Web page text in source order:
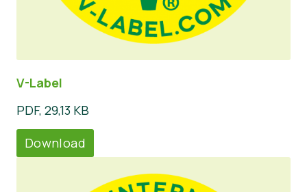
V-Label
PDF, 29,13 KB
Download